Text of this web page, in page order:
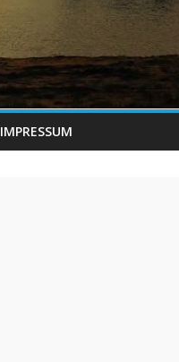
IMPRESSUM